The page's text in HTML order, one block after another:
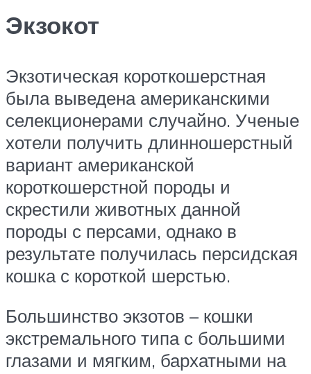
Экзокот
Экзотическая короткошерстная
была выведена американскими
селекционерами случайно. Ученые
хотели получить длинношерстный
вариант американской
короткошерстной породы и
скрестили животных данной
породы с персами, однако в
результате получилась персидская
кошка с короткой шерстью.
Большинство экзотов – кошки
экстремального типа с большими
глазами и мягким, бархатными на